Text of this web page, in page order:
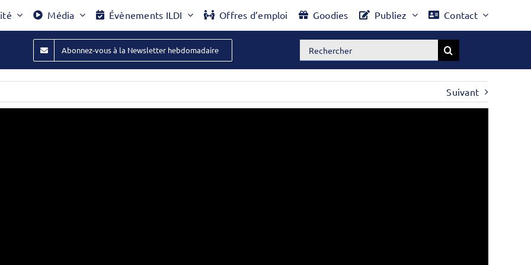
Média Évènements ILDI Offres d’emploi Goodies Publiez Contact
Abonnez-vous à la Newsletter hebdomadaire Rechercher:
Suivant